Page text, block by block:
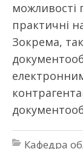
можливості
практичні
Зокрема,
Кафедра